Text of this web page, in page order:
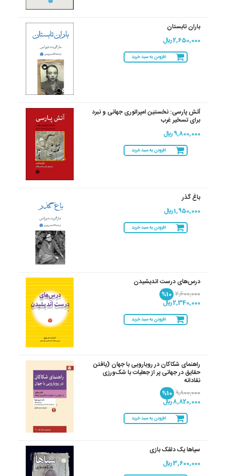
باران تابستان
2,650,000 ريال
افزودن به سبد خرید
آتش پارسی: نخستین امپراتوری جهانی و نبرد
برای تسخیر غرب
9,800,000 ريال
افزودن به سبد خرید
باغ گذر
1,950,000 ريال
افزودن به سبد خرید
درس‌های درست اندیشیدن
2,600,000
%10
2,340,000 ريال
افزودن به سبد خرید
راهنمای شکاکان در رویارویی با جهان (یافتن
حقایق در جهانی پر از جعلیات با شک‌ورزی
نقادانه
9,800,000
%10
8,820,000 ريال
افزودن به سبد خرید
سیاها یک دلقک بازی
3,600,000 ريال